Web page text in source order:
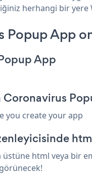
herhangi bir
Popup App
App
you create your app
html veya bir